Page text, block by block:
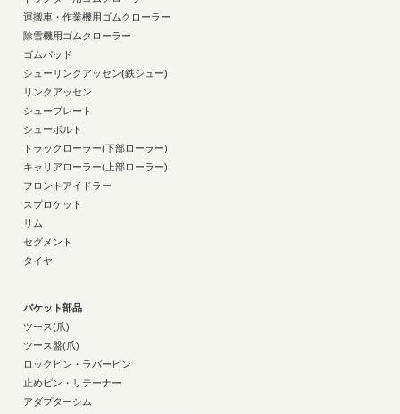
運搬車・作業機用ゴムクローラー
除雪機用ゴムクローラー
ゴムパッド
シューリンクアッセン(鉄シュー)
リンクアッセン
シュープレート
シューボルト
トラックローラー(下部ローラー)
キャリアローラー(上部ローラー)
フロントアイドラー
スプロケット
リム
セグメント
タイヤ
バケット部品
ツース(爪)
ツース盤(爪)
ロックピン・ラバーピン
止めピン・リテーナー
アダプターシム